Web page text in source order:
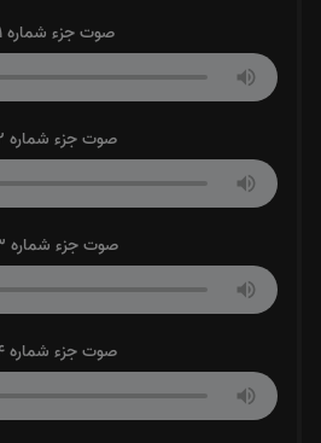
صوت جزء شماره 21
صوت جزء شماره 22
صوت جزء شماره 23
صوت جزء شماره 24